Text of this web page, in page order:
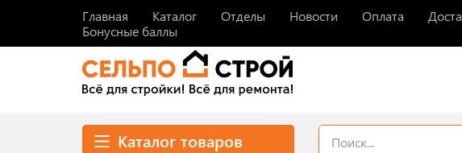
Главная Каталог Отделы Новости Оплата
Бонусные баллы
Каталог товаров